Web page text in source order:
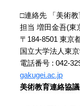
□連絡先 「美術
担当 増田金吾(東
〒184-8501 東京
国立大学法人東
電話番号 : 042-
gakugei.ac.jp
美術教育連絡協